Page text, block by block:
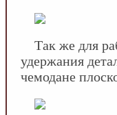
Так же для
удержания
чемодане